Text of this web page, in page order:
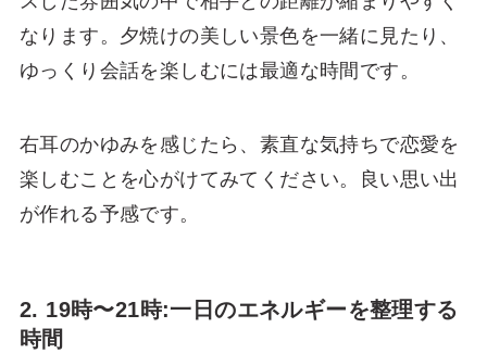
なります。夕焼けの美しい景色を一緒に見たり、
ゆっくり会話を楽しむには最適な時間です。
右耳のかゆみを感じたら、素直な気持ちで恋愛を
楽しむことを心がけてみてください。良い思い出
が作れる予感です。
2. 19時〜21時:一日のエネルギーを整理する
時間